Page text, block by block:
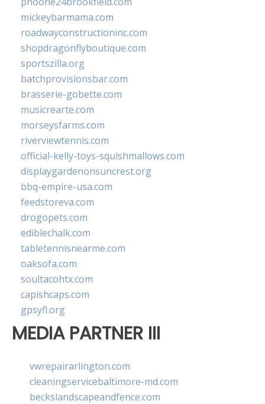
mickeybarmama.com
roadwayconstructioninc.com
shopdragonflyboutique.com
sportszilla.org
batchprovisionsbar.com
brasserie-gobette.com
musicrearte.com
morseysfarms.com
riverviewtennis.com
official-kelly-toys-squishmallows.com
displaygardenonsuncrest.org
bbq-empire-usa.com
feedstoreva.com
drogopets.com
ediblechalk.com
tabletennisnearme.com
oaksofa.com
soultacohtx.com
capishcaps.com
gpsyfl.org
MEDIA PARTNER III
vwrepairarlington.com
cleaningservicebaltimore-md.com
beckslandscapeandfence.com